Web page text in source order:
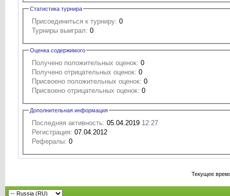
Статистика турнира
Присоединиться к турниру: 0
Турниры выиграл: 0
Оценка содержимого
Получено положительных оценок: 0
Получено отрицательных оценок: 0
Присвоено положительных оценок: 0
Присвоено отрицательных оценок: 0
Дополнительная информация
Последняя активность: 05.04.2019 12:27
Регистрация: 07.04.2012
Рефералы: 0
Текущее